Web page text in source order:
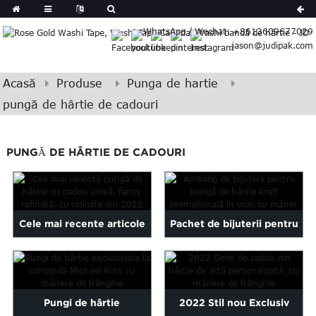
WhatsApp / Wechat: +8613609677029
jason@judipak.com
German
Japanese
Czech
Lao
Bulgarian
Croatian
Finnish
Gujarati
Hebrew
Igbo
Khmer
Acasă Produse
Punga de hartie
pungă de hârtie de cadouri
PUNGĂ DE HÂRTIE DE CADOURI
Cele mai recente articole
de vânzare cu ridicata din
2022 Fancy Exquisite
Unique...
Pachet de bijuterii pentru
pungă de hârtie kraft
promoțională în vrac...
Pungi de hârtie 2022 Stil nou Exclusiv